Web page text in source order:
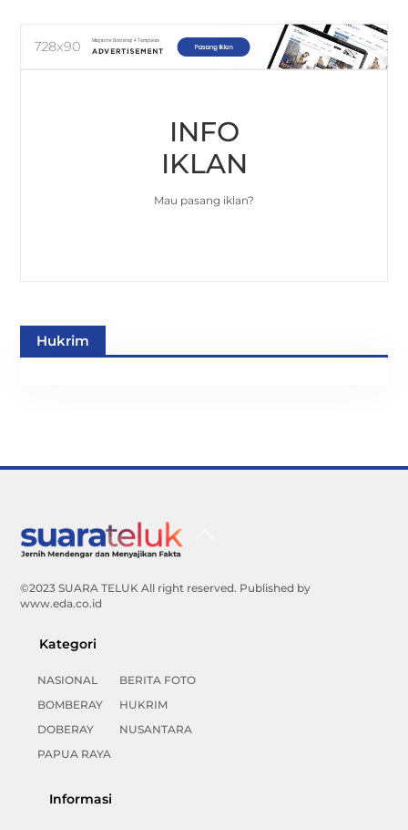
INFO
IKLAN
Mau pasang iklan?
Hukrim
©2023 SUARA TELUK All right reserved. Published by
www.eda.co.id
Kategori
NASIONAL
BOMBERAY
DOBERAY
PAPUA RAYA
BERITA FOTO
HUKRIM
NUSANTARA
Informasi